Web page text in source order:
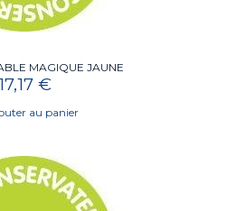
MAGIQUE JAUNE
€
au panier